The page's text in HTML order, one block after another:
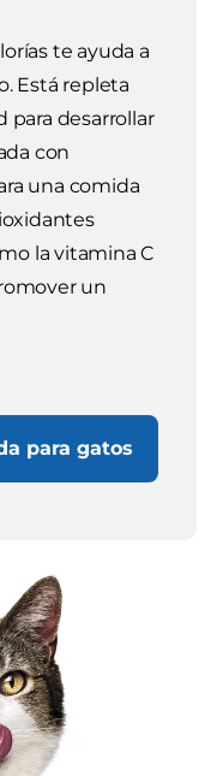
te ayuda a
Está repleta
para desarrollar
con
una comida
la vitamina C
un
para gatos